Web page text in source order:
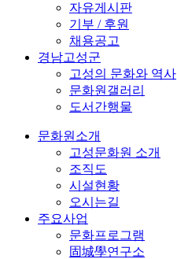
자유게시판
기부 / 후원
채용공고
경남고성군
고성의 문화와 역사
문화원갤러리
도서간행물
문화원소개
고성문화원 소개
조직도
시설현황
오시는길
주요사업
문화프로그램
固城學연구소